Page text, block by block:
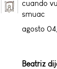
cuando
smuac
agosto
Beatriz